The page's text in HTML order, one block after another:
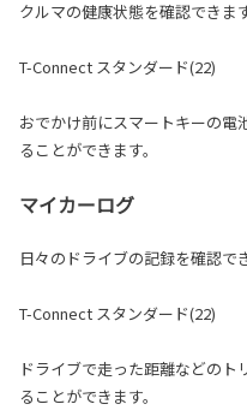
クルマの健康状態を確認できます
T-Connect スタンダード(22)
おでかけ前にスマートキーの電
ることができます。
マイカーログ
日々のドライブの記録を確認で
T-Connect スタンダード(22)
ドライブで走った距離などのト
ることができます。